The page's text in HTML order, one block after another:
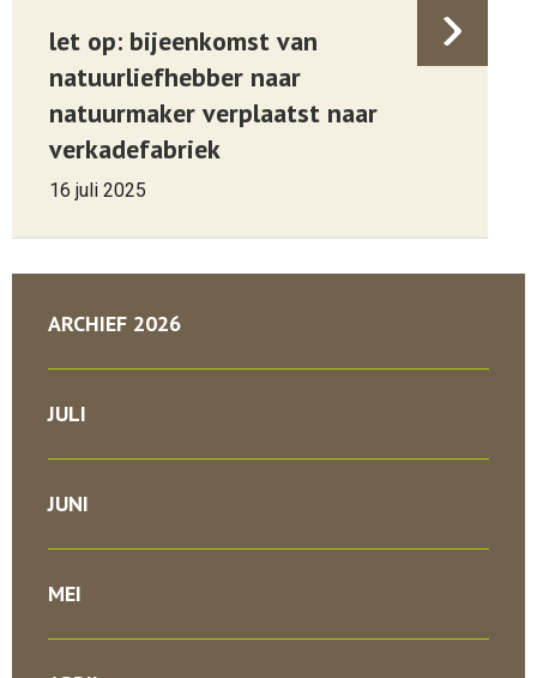
let op: bijeenkomst van
natuurliefhebber naar
natuurmaker verplaatst naar
verkadefabriek
16 juli 2025
ARCHIEF 2026
JULI
JUNI
MEI